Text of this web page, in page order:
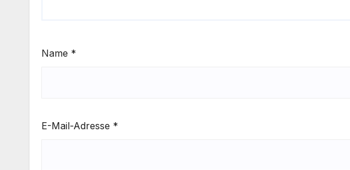
Name *
E-Mail-Adresse *